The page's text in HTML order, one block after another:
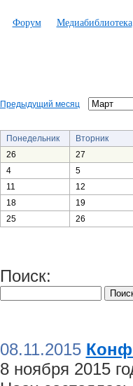
Форум Медиабиблиотека
Предыдущий месяц
Понедельник
Вторник
26
27
4
5
11
12
18
19
25
26
Поиск:
08.11.2015
8 ноября 2015